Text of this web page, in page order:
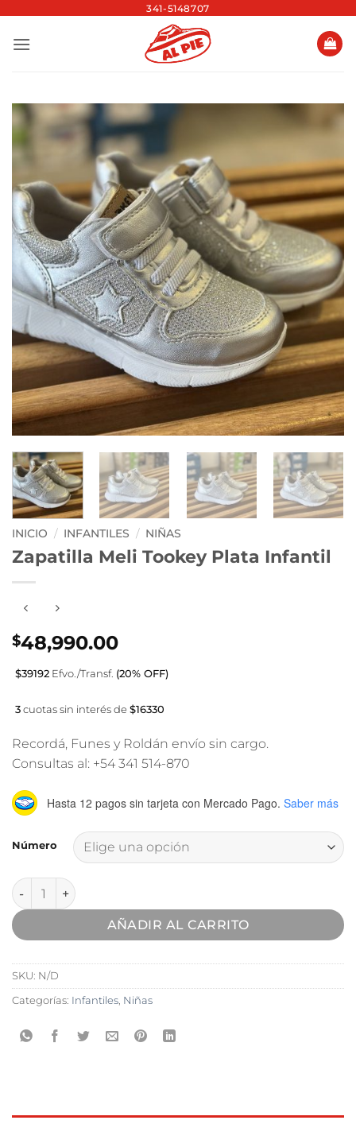
contenido
341-5148707
INICIO / INFANTILES / NIÑAS
Zapatilla Meli Tookey Plata Infantil
$48,990.00
$39192 Efvo./Transf. (20% OFF)
3cuotas sin interés de $16330
Recordá, Funes y Roldán envío sin cargo.
Consultas al: +54 341 514-870
Hasta 12 pagos sin tarjeta con Mercado Pago. Saber más
Número
Zapatilla Meli Tookey Plata Infantil cantidad
AÑADIR AL CARRITO
SKU: N/D
Categorías: Infantiles Niñas